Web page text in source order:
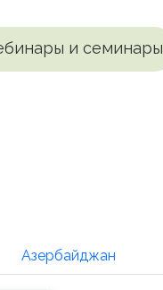
и семинары
Азербайджан